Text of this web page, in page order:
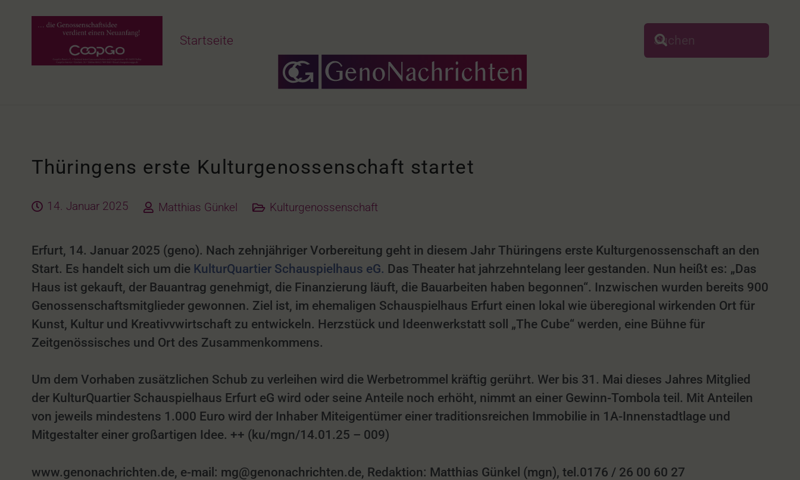
Startseite
Thüringens erste Kulturgenossenschaft startet
14. Januar 2025 Matthias Günkel Kulturgenossenschaft
Erfurt, 14. Januar 2025 (geno). Nach zehnjähriger Vorbereitung geht in diesem Jahr Thüringens erste Kulturgenossenschaft an den
Start. Es handelt sich um die KulturQuartier Schauspielhaus eG. Das Theater hat jahrzehntelang leer gestanden. Nun heißt es: „Das
Haus ist gekauft, der Bauantrag genehmigt, die Finanzierung läuft, die Bauarbeiten haben begonnen“. Inzwischen wurden bereits 900
Genossenschaftsmitglieder gewonnen. Ziel ist, im ehemaligen Schauspielhaus Erfurt einen lokal wie überegional wirkenden Ort für
Kunst, Kultur und Kreativvwirtschaft zu entwickeln. Herzstück und Ideenwerkstatt soll „The Cube“ werden, eine Bühne für
Zeitgenössisches und Ort des Zusammenkommens.
Um dem Vorhaben zusätzlichen Schub zu verleihen wird die Werbetrommel kräftig gerührt. Wer bis 31. Mai dieses Jahres Mitglied
der KulturQuartier Schauspielhaus Erfurt eG wird oder seine Anteile noch erhöht, nimmt an einer Gewinn-Tombola teil. Mit Anteilen
von jeweils mindestens 1.000 Euro wird der Inhaber Miteigentümer einer traditionsreichen Immobilie in 1A-Innenstadtlage und
Mitgestalter einer großartigen Idee. ++ (ku/mgn/14.01.25 – 009)
www.genonachrichten.de, e-mail: mg@genonachrichten.de, Redaktion: Matthias Günkel (mgn), tel.0176 / 26 00 60 27